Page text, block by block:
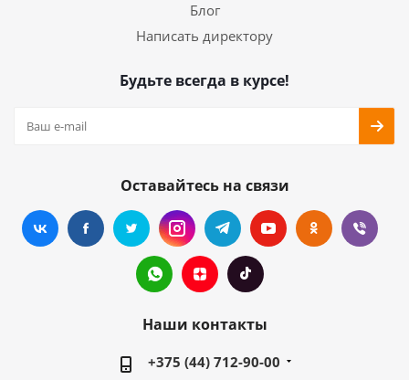
Блог
Написать директору
Будьте всегда в курсе!
Оставайтесь на связи
Наши контакты
+375 (44) 712-90-00